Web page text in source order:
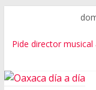
Pide director
SEP Oaxaca admite
datos
Advierten de riesgos